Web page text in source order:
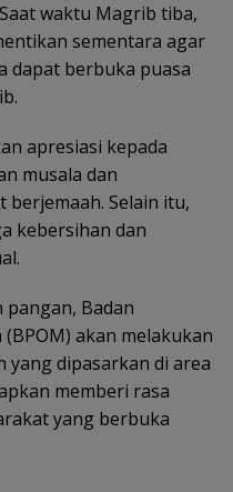
waktu Magrib tiba,
sementara agar
dapat berbuka puasa
apresiasi kepada
musala dan
berjemaah. Selain itu,
kebersihan dan
Badan
akan melakukan
yang dipasarkan di area
memberi rasa
yang berbuka